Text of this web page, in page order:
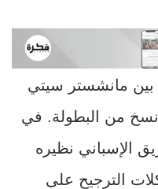
بين مانشستر سيتي
من البطولة. في
الإسباني نظيره
الترجيح على